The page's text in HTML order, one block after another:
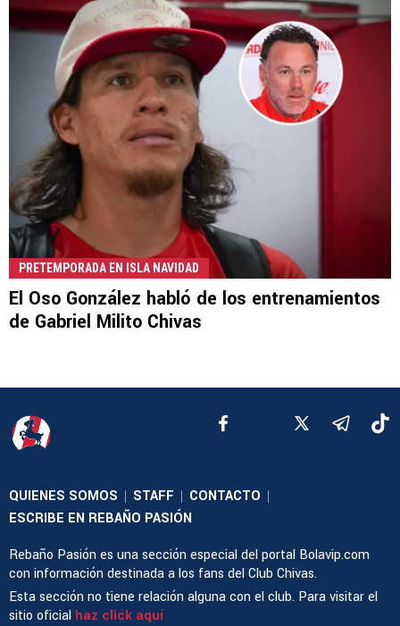
PRETEMPORADA EN ISLA NAVIDAD
El Oso González habló de los entrenamientos
de Gabriel Milito Chivas
QUIENES SOMOS | STAFF | CONTACTO |
ESCRIBE EN REBAÑO PASIÓN
Rebaño Pasión es una sección especial del portal Bolavip.com
con información destinada a los fans del Club Chivas.
Esta sección no tiene relación alguna con el club. Para visitar el
sitio oficial haz click aquí